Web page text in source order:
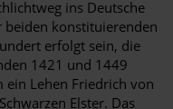
ins Deutsche
beiden konstituierenden
erfolgt sein, die
1421 und 1449
ein Lehen Friedrich von
Elster. Das